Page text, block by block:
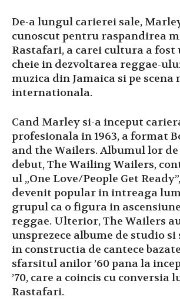
De-a lungul carierei sale,
cunoscut pentru raspandirea
Rastafari, a carei cultura a fost
cheie in dezvoltarea reggae-
muzica din Jamaica si pe scena
internationala.
Cand Marley si-a inceput
profesionala in 1963, a format
and the Wailers. Albumul lor
debut, The Wailing Wailers,
ul „One Love/People Get
devenit popular in intreaga
grupul ca o figura in
reggae. Ulterior, The Wailers
unsprezece albume de studio
in constructia de cantece
sfarsitul anilor ’60 pana la
’70, care a coincis cu conversia
Rastafari.